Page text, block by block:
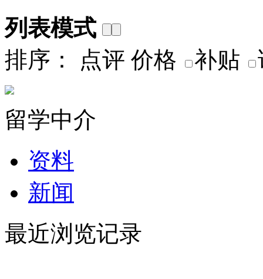
列表模式
排序：
点评 价格 补贴
留学中介
资料
新闻
最近浏览记录